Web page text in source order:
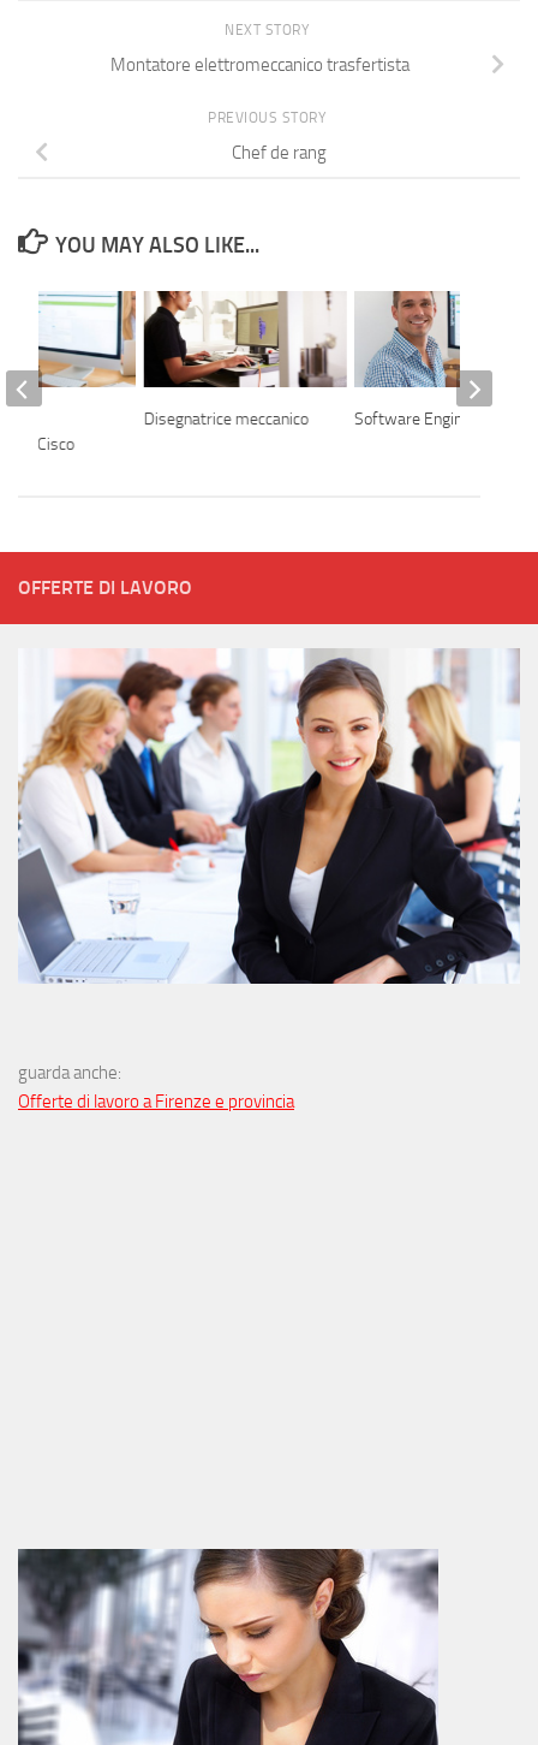
NEXT STORY
Montatore elettromeccanico trasfertista
PREVIOUS STORY
Chef de rang
YOU MAY ALSO LIKE...
Disegnatrice meccanico Software Engineer
Cisco
OFFERTE DI LAVORO
guarda anche:
Offerte di lavoro a Firenze e provincia